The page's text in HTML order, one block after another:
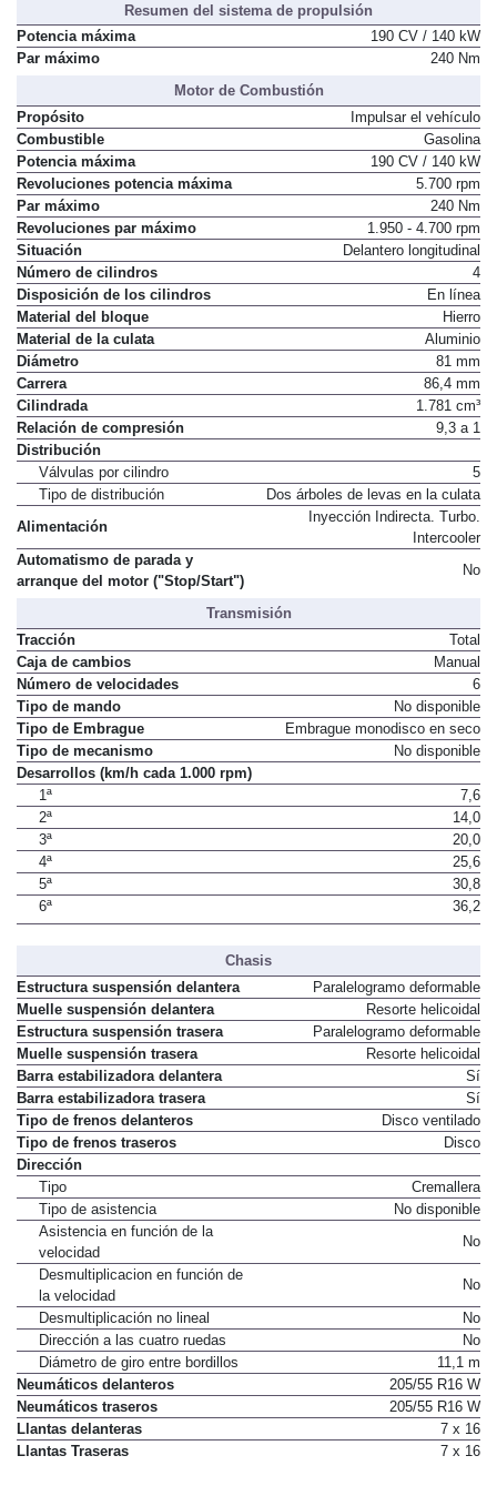
Resumen del sistema de propulsión
Potencia máxima
190 CV / 140 kW
Par máximo
240 Nm
Motor de Combustión
Propósito
Impulsar el vehículo
Combustible
Gasolina
Potencia máxima
190 CV / 140 kW
Revoluciones potencia máxima
5.700 rpm
Par máximo
240 Nm
Revoluciones par máximo
1.950 - 4.700 rpm
Situación
Delantero longitudinal
Número de cilindros
4
Disposición de los cilindros
En línea
Material del bloque
Hierro
Material de la culata
Aluminio
Diámetro
81 mm
Carrera
86,4 mm
Cilindrada
1.781 cm³
Relación de compresión
9,3 a 1
Distribución
Válvulas por cilindro
5
Tipo de distribución
Dos árboles de levas en la culata
Alimentación
Inyección Indirecta. Turbo.
Intercooler
Automatismo de parada y
arranque del motor ("Stop/Start")
No
Transmisión
Tracción
Total
Caja de cambios
Manual
Número de velocidades
6
Tipo de mando
No disponible
Tipo de Embrague
Embrague monodisco en seco
Tipo de mecanismo
No disponible
Desarrollos (km/h cada 1.000 rpm)
1ª
7,6
2ª
14,0
3ª
20,0
4ª
25,6
5ª
30,8
6ª
36,2
Chasis
Estructura suspensión delantera
Paralelogramo deformable
Muelle suspensión delantera
Resorte helicoidal
Estructura suspensión trasera
Paralelogramo deformable
Muelle suspensión trasera
Resorte helicoidal
Barra estabilizadora delantera
Sí
Barra estabilizadora trasera
Sí
Tipo de frenos delanteros
Disco ventilado
Tipo de frenos traseros
Disco
Dirección
Tipo
Cremallera
Tipo de asistencia
No disponible
Asistencia en función de la
velocidad
No
Desmultiplicacion en función de
la velocidad
No
Desmultiplicación no lineal
No
Dirección a las cuatro ruedas
No
Diámetro de giro entre bordillos
11,1 m
Neumáticos delanteros
205/55 R16 W
Neumáticos traseros
205/55 R16 W
Llantas delanteras
7 x 16
Llantas Traseras
7 x 16